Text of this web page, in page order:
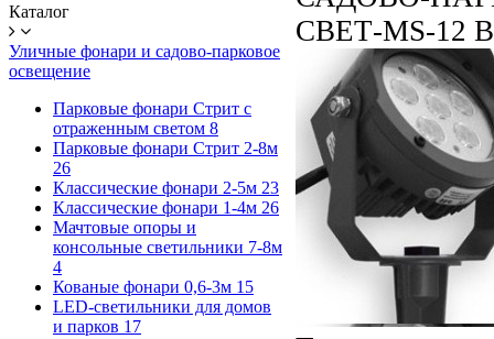
Каталог
Уличные фонари и садово-парковое
освещение
Парковые фонари Стрит с
отраженным светом 8
Парковые фонари Стрит 2-8м
26
Классические фонари 2-5м 23
Классические фонари 1-4м 26
Мачтовые опоры и
консольные светильники 7-8м
4
Кованые фонари 0,6-3м 15
LED-светильники для домов
и парков 17
СВЕТ-MS-12